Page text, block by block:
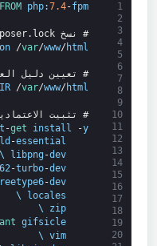
1
2
3
4
5
6
7
8
9
10
11
12
13
14
15
16
17
18
19
20
FROM php:7.4-fpm
# نسخ composer.lock و composer.json إلى دليل العمل
/var/www/ html
# تعيين دليل
/var/www/ html
# تثبيت
-get install -y
-essential
libpng -dev
\
-turbo-dev
-dev
locales
\
zip
\
gifsicle
vim
\